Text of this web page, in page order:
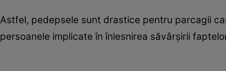
Astfel, pedepsele sunt drastice pentru parcagii
persoanele implicate în înlesnirea săvârşirii